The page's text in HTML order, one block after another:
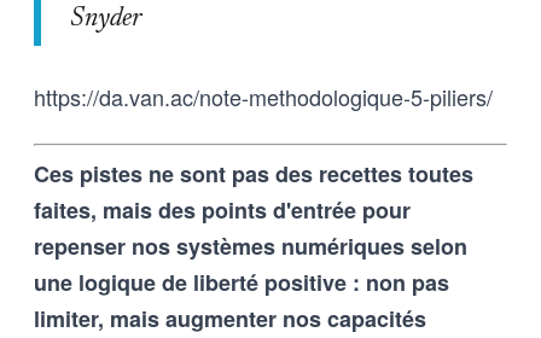
Snyder
https://da.van.ac/note-methodologique-5-piliers/
Ces pistes ne sont pas des recettes toutes
faites, mais des points d'entrée pour
repenser nos systèmes numériques selon
une logique de liberté positive : non pas
limiter, mais augmenter nos capacités